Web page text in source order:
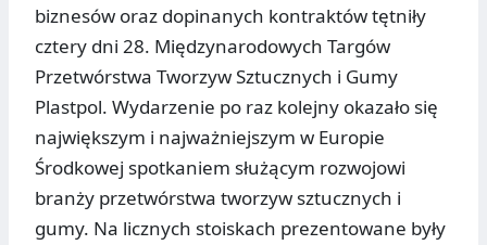
biznesów oraz dopinanych kontraktów tętniły
cztery dni 28. Międzynarodowych Targów
Przetwórstwa Tworzyw Sztucznych i Gumy
Plastpol. Wydarzenie po raz kolejny okazało się
największym i najważniejszym w Europie
Środkowej spotkaniem służącym rozwojowi
branży przetwórstwa tworzyw sztucznych i
gumy. Na licznych stoiskach prezentowane były